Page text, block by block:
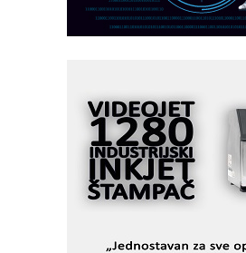
AUKOM: Svetski
dostupan u Srbiji
I.SAFE MOBILE
industrijsku
pionirskimmobile
Fleksibilno stezanje i brzo
podešavanje u
KIP KOP – napredna
objekte